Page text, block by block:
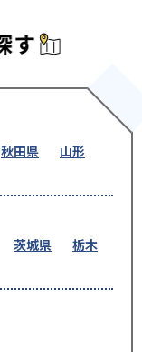
秋田県
山形
茨城県
栃木